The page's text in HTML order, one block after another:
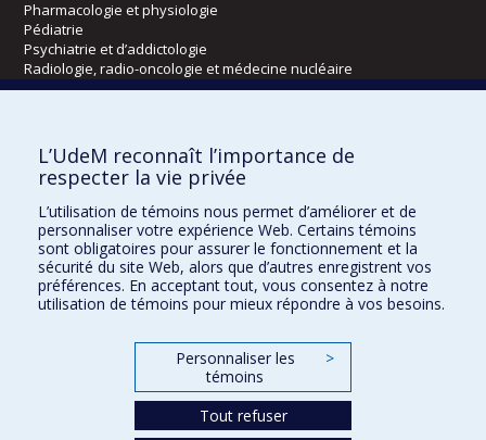
Pharmacologie et physiologie
Pédiatrie
Psychiatrie et d’addictologie
Radiologie, radio-oncologie et médecine nucléaire
Kinésiologie et des sciences de l’activité physique
Orthophonie et audiologie
Réadaptation
Directions
DPC
CPASS
L’UdeM reconnaît l’importance de
respecter la vie privée
L’utilisation de témoins nous permet d’améliorer et de
personnaliser votre expérience Web. Certains témoins
sont obligatoires pour assurer le fonctionnement et la
sécurité du site Web, alors que d’autres enregistrent vos
préférences. En acceptant tout, vous consentez à notre
utilisation de témoins pour mieux répondre à vos besoins.
Personnaliser les
témoins
>
Tout refuser